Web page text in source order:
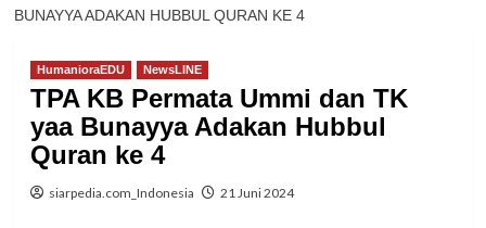
BUNAYYA ADAKAN HUBBUL QURAN KE 4
HumanioraEDU NewsLINE
TPA KB Permata Ummi dan TK
yaa Bunayya Adakan Hubbul
Quran ke 4
siarpedia.com_Indonesia 21 Juni 2024